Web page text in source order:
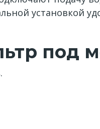
установкой
под